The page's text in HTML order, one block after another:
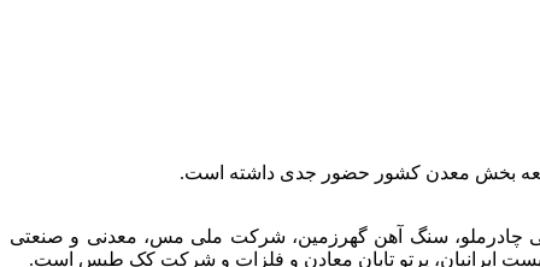
بخش معدن کشور حضور جدی داشته است.
چادرملو، سنگ آهن گهرزمین، شرکت ملی مس، معدنی و صنعتی
ایرانیان، پرتو تابان معادن و فلزات و شرکت کک طبس است.